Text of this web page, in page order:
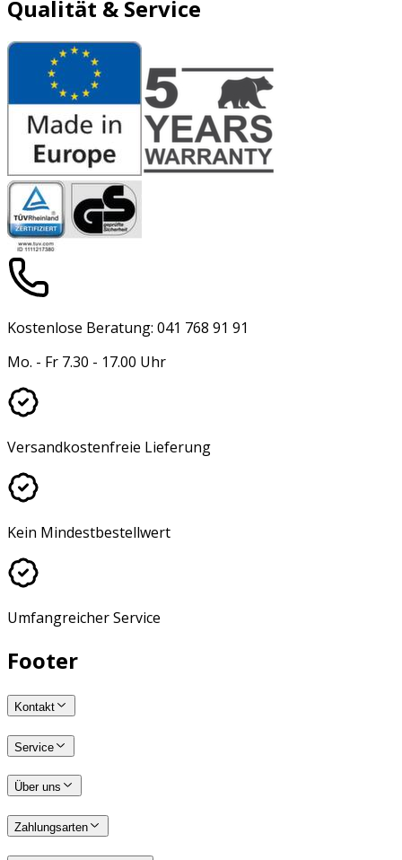
Qualität & Service
Kostenlose Beratung: 041 768 91 91
Mo. - Fr 7.30 - 17.00 Uhr
Versandkostenfreie Lieferung
Kein Mindestbestellwert
Umfangreicher Service
Footer
Kontakt
Service
Über uns
Zahlungsarten